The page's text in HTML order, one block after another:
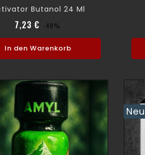
Butanol 24 Ml
7,23 € Verkaufspreis
-48%
In den Warenkorb
Neu